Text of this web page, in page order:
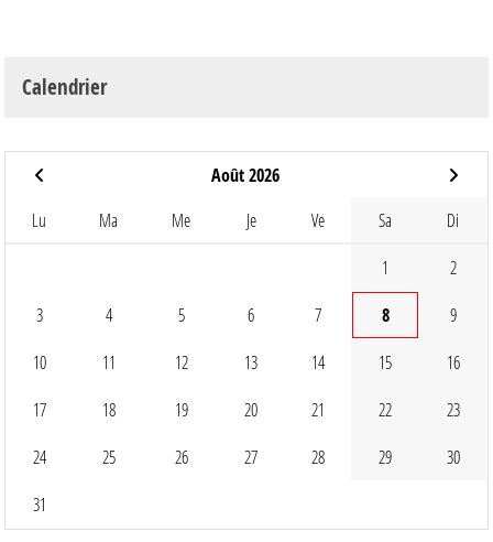
Calendrier
Août 2026
Lu Ma Me Je Ve Sa Di
1 2
3 4 5 6 7 8 9
10 11 12 13 14 15 16
17 18 19 20 21 22 23
24 25 26 27 28 29 30
31